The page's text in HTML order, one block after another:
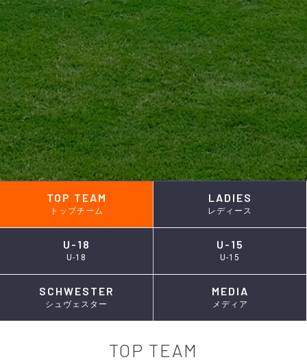
TOP TEAM
トップチーム
LADIES
レディース
U-18
U-18
U-15
U-15
SCHWESTER
シュヴェスター
MEDIA
メディア
TOP TEAM